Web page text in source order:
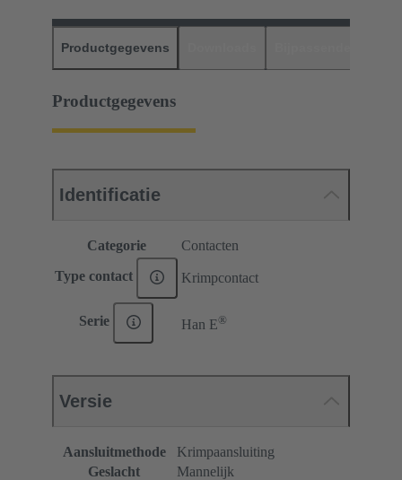
Productgegevens
Productgegevens
Identificatie
Categorie Contacten
Type contact Krimpcontact
Serie Han E®
Versie
Aansluitmethode
Krimpaansluiting
Geslacht
Mannelijk